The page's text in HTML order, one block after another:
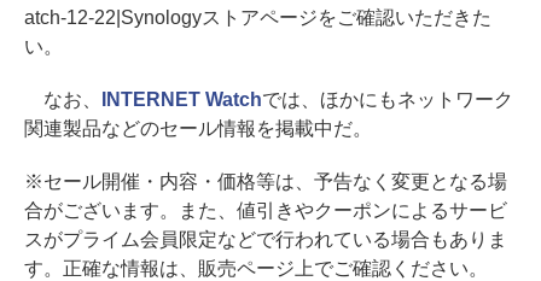
atch-12-22|Synologyストアページをご確認いただきた
い。
なお、 INTERNET Watchでは、ほかにもネットワーク
関連製品などのセール情報を掲載中だ。
※セール開催・内容・価格等は、予告なく変更となる場
合がございます。また、値引きやクーポンによるサービ
スがプライム会員限定などで行われている場合もありま
す。正確な情報は、販売ページ上でご確認ください。